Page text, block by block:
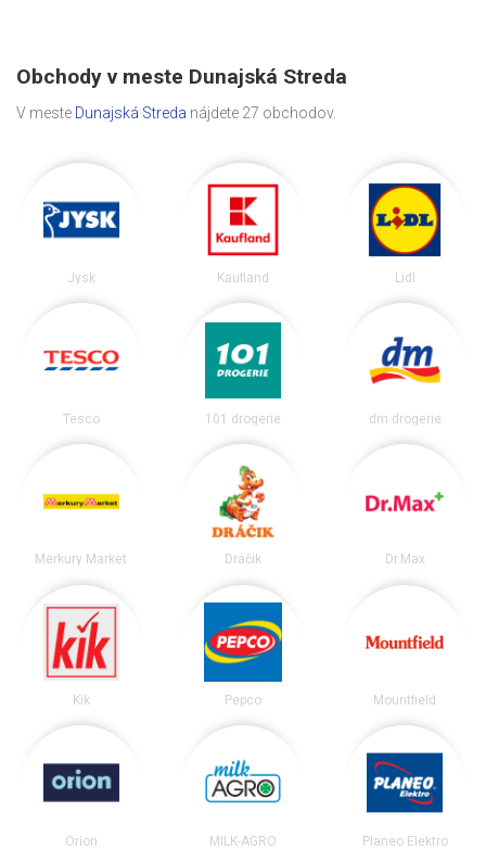
Obchody v meste Dunajská Streda
V meste Dunajská Streda nájdete 27 obchodov.
Jysk Kaufland Lidl
Tesco 101 drogerie dm drogerie
Merkury Market Dráčik Dr.Max
Kik Pepco Mountfield
Orion MILK-AGRO Planeo Elektro